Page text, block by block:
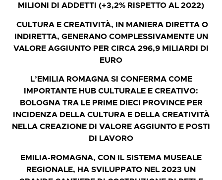
MILIONI DI ADDETTI (+3,2% RISPETTO AL 2022)
CULTURA E CREATIVITÀ, IN MANIERA DIRETTA O
INDIRETTA, GENERANO COMPLESSIVAMENTE UN
VALORE AGGIUNTO PER CIRCA 296,9 MILIARDI DI
EURO
L’EMILIA ROMAGNA SI CONFERMA COME
IMPORTANTE HUB CULTURALE E CREATIVO:
BOLOGNA TRA LE PRIME DIECI PROVINCE PER
INCIDENZA DELLA CULTURA E DELLA CREATIVITÀ
NELLA CREAZIONE DI VALORE AGGIUNTO E POSTI
DI LAVORO
EMILIA-ROMAGNA, CON IL SISTEMA MUSEALE
REGIONALE, HA SVILUPPATO NEL 2023 UN